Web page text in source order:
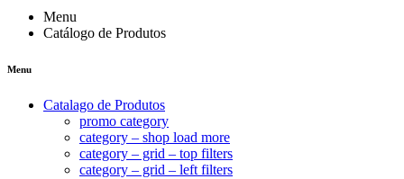
Menu
Catálogo de Produtos
Menu
Catalago de Produtos
promo category
category – shop load more
category – grid – top filters
category – grid – left filters